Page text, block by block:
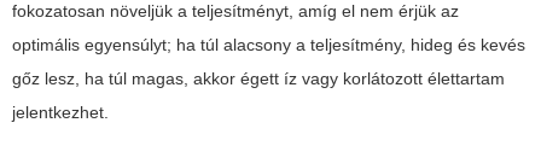
fokozatosan növeljük a teljesítményt, amíg el nem érjük az
optimális egyensúlyt; ha túl alacsony a teljesítmény, hideg és kevés
gőz lesz, ha túl magas, akkor égett íz vagy korlátozott élettartam
jelentkezhet.